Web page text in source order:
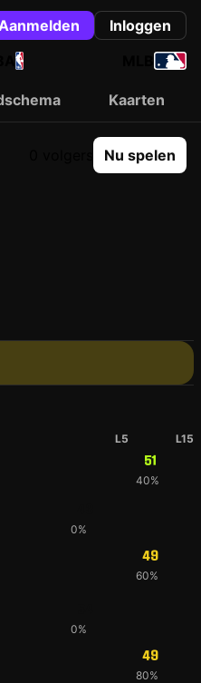
Inloggen
Kaarten
Nu spelen
L5 L15
51
40%
0%
49
60%
0%
49
80%